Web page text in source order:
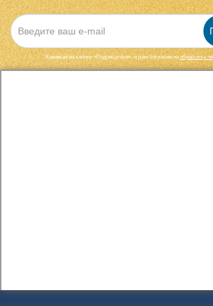
Нажимая на кнопку «Подписаться», я даю cогласие наобработку